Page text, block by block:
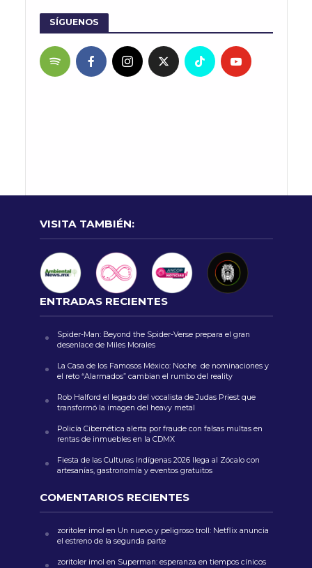
SÍGUENOS
VISITA TAMBIÉN:
ENTRADAS RECIENTES
Spider-Man: Beyond the Spider-Verse prepara el gran
desenlace de Miles Morales
La Casa de los Famosos México: Noche de nominaciones y
el reto “Alarmados” cambian el rumbo del reality
Rob Halford el legado del vocalista de Judas Priest que
transformó la imagen del heavy metal
Policía Cibernética alerta por fraude con falsas multas en
rentas de inmuebles en la CDMX
Fiesta de las Culturas Indígenas 2026 llega al Zócalo con
artesanías, gastronomía y eventos gratuitos
COMENTARIOS RECIENTES
zoritoler imol en Un nuevo y peligroso troll: Netflix anuncia
el estreno de la segunda parte
zoritoler imol en Superman: esperanza en tiempos cínicos